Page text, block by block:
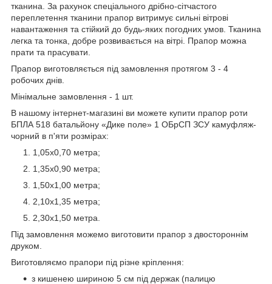
тканина. За рахунок спеціального дрібно-сітчастого
переплетення тканини прапор витримує сильні вітрові
навантаження та стійкий до будь-яких погодних умов. Тканина
легка та тонка, добре розвивається на вітрі. Прапор можна
прати та прасувати.
Прапор виготовляється під замовлення протягом 3 - 4
робочих днів.
Мінімальне замовлення - 1 шт.
В нашому інтернет-магазині ви можете купити прапор роти
БПЛА 518 батальйону «Дике поле» 1 ОБрСП ЗСУ камуфляж-
чорний в п'яти розмірах:
1,05х0,70 метра;
1,35х0,90 метра;
1,50х1,00 метра;
2,10х1,35 метра;
2,30х1,50 метра.
Під замовлення можемо виготовити прапор з двостороннім
друком.
Виготовляємо прапори під різне кріплення:
з кишенею шириною 5 см під держак (палицю